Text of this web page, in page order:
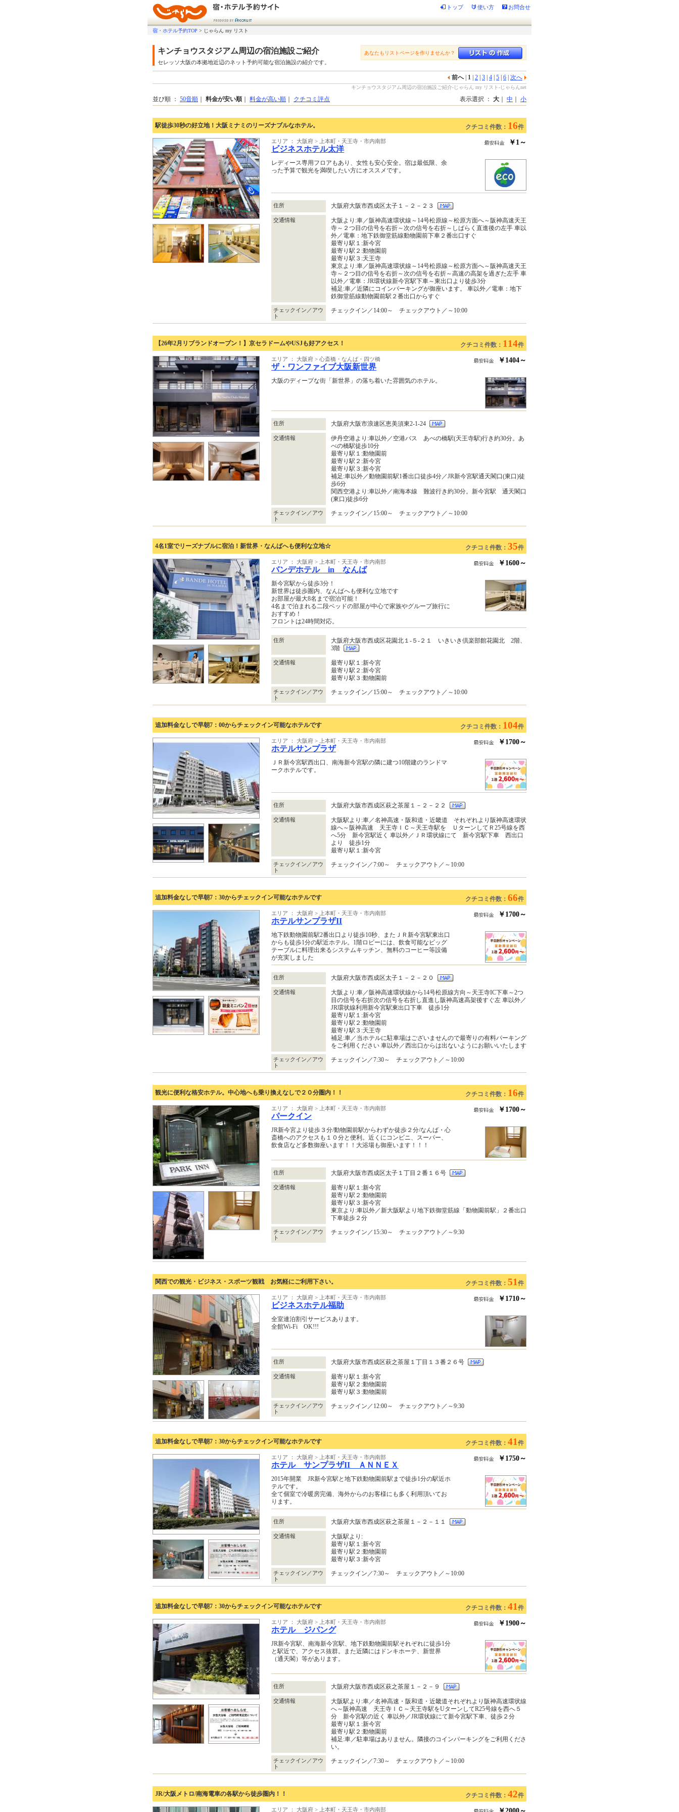
トップ 使い方 お問合せ
宿・ホテル予約TOP > じゃらん my リスト
キンチョウスタジアム周辺の宿泊施設ご紹介
セレッソ大阪の本拠地近辺のネット予約可能な宿泊施設の紹介です。
あなたもリストページを作りませんか？
前へ| 1 2 3 4 5 6 次へ
キンチョウスタジアム周辺の宿泊施設ご紹介-じゃらん my リスト-じゃらんnet
並び順 ： 50音順 料金が安い順 料金が高い順 クチコミ評点 表示選択 ： 大 中 小
駅徒歩30秒の好立地！大阪ミナミのリーズナブルなホテル。 クチコミ件数： 16件
エリア ： 大阪府 > 上本町・天王寺・市内南部
ビジネスホテル太洋
￥1～
レディース専用フロアもあり、女性も安心安全。宿は最低限、余
った予算で観光を満喫したい方にオススメです。
住所 大阪府大阪市西成区太子１－２－２３
交通情報
大阪より:車／阪神高速環状線～14号松原線～松原方面へ～阪神高速天王
寺～２つ目の信号を右折～次の信号を右折～しばらく直進後の左手 車以
外／電車：地下鉄御堂筋線動物園前下車２番出口すぐ
最寄り駅１:新今宮
最寄り駅２:動物園前
最寄り駅３:天王寺
東京より:車／阪神高速環状線～14号松原線～松原方面へ～阪神高速天王
寺～２つ目の信号を右折～次の信号を右折～高速の高架を過ぎた左手 車
以外／電車：JR環状線新今宮駅下車～東出口より徒歩3分
補足:車／近隣にコインパーキングが御座います。 車以外／電車：地下
鉄御堂筋線動物園前駅２番出口からすぐ
チェックイン／アウ
ト
チェックイン／14:00～ チェックアウト／～10:00
【26年2月リブランドオープン！】京セラドームやUSJも好アクセス！ クチコミ件数： 114件
エリア ： 大阪府 > 心斎橋・なんば・四ツ橋
ザ・ワンファイブ大阪新世界
￥1404～
大阪のディープな街「新世界」の落ち着いた雰囲気のホテル。
住所 大阪府大阪市浪速区恵美須東2‐1‐24
交通情報
伊丹空港より:車以外／空港バス あべの橋駅(天王寺駅)行き約30分。あ
べの橋駅徒歩10分
最寄り駅１:動物園前
最寄り駅２:新今宮
最寄り駅３:新今宮
補足:車以外／動物園前駅1番出口徒歩4分／JR新今宮駅通天閣口(東口)徒
歩6分
関西空港より:車以外／南海本線 難波行き約30分。新今宮駅 通天閣口
(東口)徒歩6分
チェックイン／アウ
ト
チェックイン／15:00～ チェックアウト／～10:00
4名1室でリーズナブルに宿泊！新世界・なんばへも便利な立地☆ クチコミ件数： 35件
エリア ： 大阪府 > 上本町・天王寺・市内南部
バンデホテル in なんば
￥1600～
新今宮駅から徒歩3分！
新世界は徒歩圏内、なんばへも便利な立地です
お部屋が最大8名まで宿泊可能！
4名まで泊まれる二段ベッドの部屋が中心で家族やグループ旅行に
おすすめ！
フロントは24時間対応。
住所
大阪府大阪市西成区花園北１‐５‐２１ いきいき倶楽部館花園北 2階、
3階
交通情報
最寄り駅１:新今宮
最寄り駅２:新今宮
最寄り駅３:動物園前
チェックイン／アウ
ト
チェックイン／15:00～ チェックアウト／～10:00
追加料金なしで早朝7：00からチェックイン可能なホテルです クチコミ件数： 104件
エリア ： 大阪府 > 上本町・天王寺・市内南部
ホテルサンプラザ
￥1700～
ＪＲ新今宮駅西出口、南海新今宮駅の隣に建つ10階建のランドマ
ークホテルです。
住所 大阪府大阪市西成区萩之茶屋１－２－２２
交通情報
大阪駅より:車／名神高速・阪和道・近畿道 それぞれより阪神高速環状
線へ～阪神高速 天王寺ＩＣ～天王寺駅を ＵターンしてＲ25号線を西
へ5分 新今宮駅近く 車以外／ＪＲ環状線にて 新今宮駅下車 西出口
より 徒歩1分
最寄り駅１:新今宮
チェックイン／アウ
ト
チェックイン／7:00～ チェックアウト／～10:00
追加料金なしで早朝7：30からチェックイン可能なホテルです クチコミ件数： 66件
エリア ： 大阪府 > 上本町・天王寺・市内南部
ホテルサンプラザII
￥1700～
地下鉄動物園前駅2番出口より徒歩10秒、またＪＲ新今宮駅東出口
からも徒歩1分の駅近ホテル。1階ロビーには、飲食可能なビッグ
テーブルに料理出来るシステムキッチン、無料のコーヒー等設備
が充実しました
住所 大阪府大阪市西成区太子１－２－２０
交通情報
大阪より:車／阪神高速環状線から14号松原線方向～天王寺IC下車～2つ
目の信号を右折次の信号を右折し直進し阪神高速高架後すぐ左 車以外／
JR環状線利用新今宮駅東出口下車 徒歩1分
最寄り駅１:新今宮
最寄り駅２:動物園前
最寄り駅３:天王寺
補足:車／当ホテルに駐車場はございませんので最寄りの有料パーキング
をご利用ください 車以外／西出口からは出ないようにお願いいたします
チェックイン／アウ
ト
チェックイン／7:30～ チェックアウト／～10:00
観光に便利な格安ホテル。中心地へも乗り換えなしで２０分圏内！！ クチコミ件数： 16件
エリア ： 大阪府 > 上本町・天王寺・市内南部
パークイン
￥1700～
JR新今宮より徒歩３分/動物園前駅からわずか徒歩２分/なんば・心
斎橋へのアクセスも１０分と便利。近くにコンビニ、スーパー、
飲食店など多数御座います！！大浴場も御座います！！！
住所 大阪府大阪市西成区太子１丁目２番１６号
交通情報
最寄り駅１:新今宮
最寄り駅２:動物園前
最寄り駅３:新今宮
東京より:車以外／新大阪駅より地下鉄御堂筋線「動物園前駅」２番出口
下車徒歩２分
チェックイン／アウ
ト
チェックイン／15:30～ チェックアウト／～9:30
関西での観光・ビジネス・スポーツ観戦 お気軽にご利用下さい。 クチコミ件数： 51 件
エリア ： 大阪府 > 上本町・天王寺・市内南部
ビジネスホテル福助
￥1710～
全室連泊割引サービスあります。
全館Wi-Fi OK!!!
住所 大阪府大阪市西成区萩之茶屋１丁目１３番２６号
交通情報
最寄り駅１:新今宮
最寄り駅２:動物園前
最寄り駅３:動物園前
チェックイン／アウ
ト
チェックイン／12:00～ チェックアウト／～9:30
追加料金なしで早朝7：30からチェックイン可能なホテルです クチコミ件数： 41 件
エリア ： 大阪府 > 上本町・天王寺・市内南部
ホテル サンプラザII ＡＮＮＥＸ
￥1750～
2015年開業 JR新今宮駅と地下鉄動物園前駅まで徒歩1分の駅近ホ
テルです。
全て個室で冷暖房完備、海外からのお客様にも多く利用頂いてお
ります。
住所 大阪府大阪市西成区萩之茶屋１－２－１１
交通情報
大阪駅より:
最寄り駅１:新今宮
最寄り駅２:動物園前
最寄り駅３:新今宮
チェックイン／アウ
ト
チェックイン／7:30～ チェックアウト／～10:00
追加料金なしで早朝7：30からチェックイン可能なホテルです クチコミ件数： 41 件
エリア ： 大阪府 > 上本町・天王寺・市内南部
ホテル ジパング
￥1900～
JR新今宮駅、南海新今宮駅、地下鉄動物園前駅それぞれに徒歩1分
と駅近で、アクセス抜群。また近隣にはドンキホーテ、新世界
（通天閣）等があります。
住所 大阪府大阪市西成区萩之茶屋１－２－９
交通情報
大阪駅より:車／名神高速・阪和道・近畿道それぞれより阪神高速環状線
へ～阪神高速 天王寺ＩＣ～天王寺駅をUターンしてR25号線を西へ５
分 新今宮駅の近く 車以外／JR環状線にて新今宮駅下車、徒歩２分
最寄り駅１:新今宮
最寄り駅２:動物園前
補足:車／駐車場はありません。隣接のコインパーキングをご利用くださ
い。
チェックイン／アウ
ト
チェックイン／7:30～ チェックアウト／～10:00
JR/大阪メトロ/南海電車の各駅から徒歩圏内！！ クチコミ件数： 42件
エリア ： 大阪府 > 上本町・天王寺・市内南部